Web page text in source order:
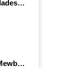
Utiliza las posibilidades de tu microbit programando com MakeCode para medir temperatura y nivel de luz con Datalogger
Utiliza la consola Mewbit de Kittenbot para llevar tus juegos arcade de MakeCode a tu mano